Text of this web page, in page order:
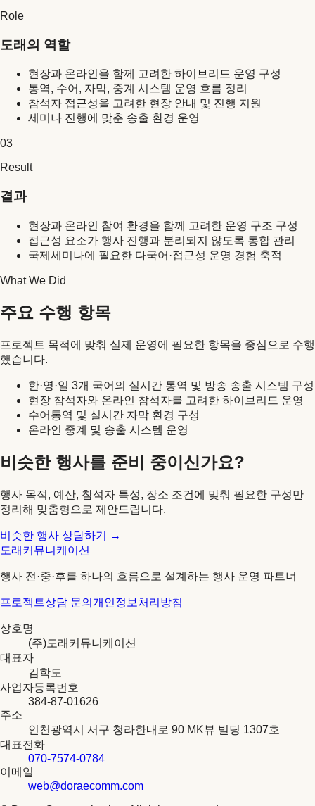
Role
도래의 역할
현장과 온라인을 함께 고려한 하이브리드 운영 구성
통역, 수어, 자막, 중계 시스템 운영 흐름 정리
참석자 접근성을 고려한 현장 안내 및 진행 지원
세미나 진행에 맞춘 송출 환경 운영
03
Result
결과
현장과 온라인 참여 환경을 함께 고려한 운영 구조 구성
접근성 요소가 행사 진행과 분리되지 않도록 통합 관리
국제세미나에 필요한 다국어·접근성 운영 경험 축적
What We Did
주요 수행 항목
프로젝트 목적에 맞춰 실제 운영에 필요한 항목을 중심으로 수행
했습니다.
한·영·일 3개 국어의 실시간 통역 및 방송 송출 시스템 구성
현장 참석자와 온라인 참석자를 고려한 하이브리드 운영
수어통역 및 실시간 자막 환경 구성
온라인 중계 및 송출 시스템 운영
비슷한 행사를 준비 중이신가요?
행사 목적, 예산, 참석자 특성, 장소 조건에 맞춰 필요한 구성만
정리해 맞춤형으로 제안드립니다.
비슷한 행사 상담하기 →
도래커뮤니케이션
행사 전·중·후를 하나의 흐름으로 설계하는 행사 운영 파트너
프로젝트상담 문의 개인정보처리방침
상호명
(주)도래커뮤니케이션
대표자
김학도
사업자등록번호
384-87-01626
주소
인천광역시 서구 청라한내로 90 MK뷰 빌딩 1307호
대표전화
070-7574-0784
이메일
web@doraecomm.com